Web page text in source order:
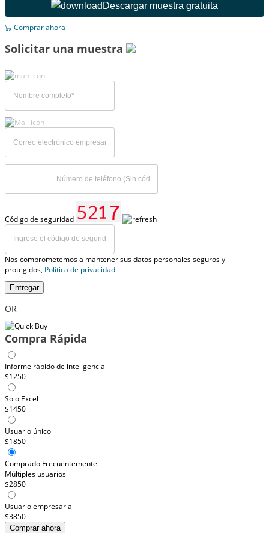
Descargar muestra gratuita
Comprar ahora
Solicitar una muestra
Código de seguridad
Nos comprometemos a mantener sus datos personales seguros y
protegidos, Política de privacidad
Entregar
OR
Compra Rápida
Informe rápido de inteligencia
$1250
Solo Excel
$1450
Usuario único
$1850
Comprado Frecuentemente
Múltiples usuarios
$2850
Usuario empresarial
$3850
Comprar ahora